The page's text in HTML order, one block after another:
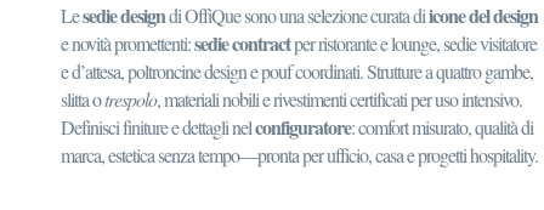
Lesedie designdi OffiQue sono una selezione curata diicone del design
e novità promettenti:sedie contractper ristorante e lounge, sedie visitatore
e d’attesa, poltroncine design e pouf coordinati. Strutture a quattro gambe,
slitta otrespolo, materiali nobili e rivestimenti certificati per uso intensivo.
Definisci finiture e dettagli nelconfiguratore: comfort misurato, qualità di
marca, estetica senza tempo—pronta per ufficio, casa e progetti hospitality.